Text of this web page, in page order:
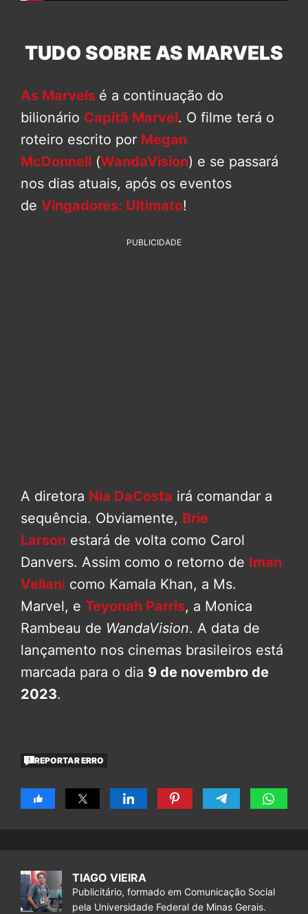
TUDO SOBRE AS MARVELS
As Marvels é a continuação do
bilionário Capitã Marvel. O filme terá o
roteiro escrito por Megan
McDonnell (WandaVision) e se passará
nos dias atuais, após os eventos
de Vingadores: Ultimato!
PUBLICIDADE
A diretora Nia DaCosta irá comandar a
sequência. Obviamente, Brie
Larson estará de volta como Carol
Danvers. Assim como o retorno de Iman
Vellani como Kamala Khan, a Ms.
Marvel, e Teyonah Parris, a Monica
Rambeau de WandaVision. A data de
lançamento nos cinemas brasileiros está
marcada para o dia 9 de novembro de
2023.
REPORTAR ERRO
TIAGO VIEIRA
Publicitário, formado em Comunicação Social
pela Universidade Federal de Minas Gerais.